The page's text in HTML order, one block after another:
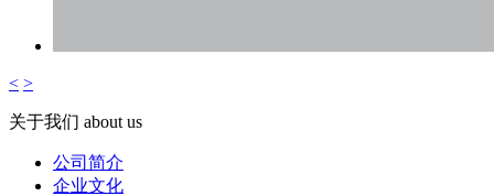
< >
关于我们 about us
公司简介
企业文化